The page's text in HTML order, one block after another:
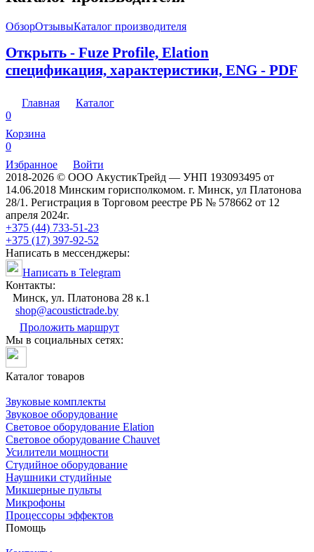
ОбзорОтзывыКаталог производителя
Открыть - Fuze Profile, Elation
спецификация, характеристики, ENG - PDF
Главная
Каталог
0
Корзина
0
Избранное
Войти
2018-2026 © ООО АкустикТрейд — УНП 193093495 от
14.06.2018 Минским горисполкомом. г. Минск, ул Платонова
28/1. Регистрация в Торговом реестре РБ № 578662 от 12
апреля 2024г.
+375 (44) 733-51-23
+375 (17) 397-92-52
Написать в мессенджеры:
Написать в Telegram
Контакты:
Минск, ул. Платонова 28 к.1
shop@acoustictrade.by
Проложить маршрут
Мы в социальных сетях:
Каталог товаров
Звуковые комплекты
Звуковое оборудование
Световое оборудование Elation
Cветовое оборудование Chauvet
Усилители мощности
Студийное оборудование
Наушники студийные
Микшерные пульты
Микрофоны
Процессоры эффектов
Помощь